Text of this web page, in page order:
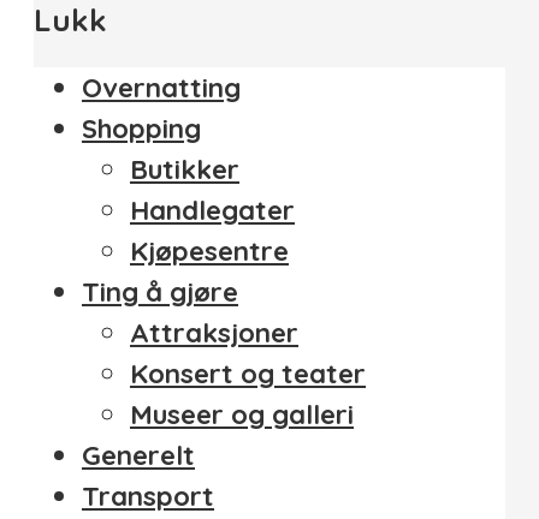
Lukk
Overnatting
Shopping
Butikker
Handlegater
Kjøpesentre
Ting å gjøre
Attraksjoner
Konsert og teater
Museer og galleri
Generelt
Transport